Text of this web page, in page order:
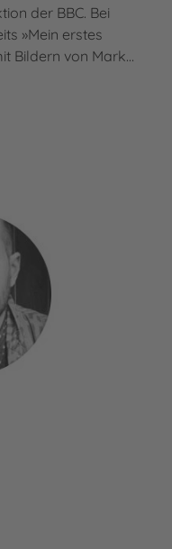
der BBC. Bei
»Mein erstes
Bildern von Mark…